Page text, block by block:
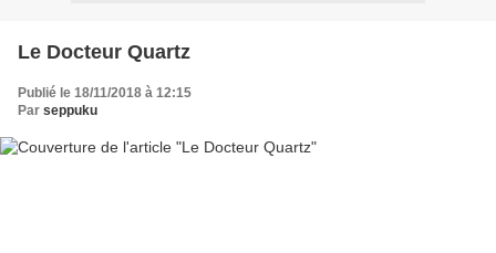
Le Docteur Quartz
Publié le 18/11/2018 à 12:15
Par seppuku